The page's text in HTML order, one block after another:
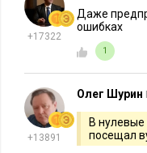
+17322
Даже
ошибках
1
+13891
Олег Шурин
В
посещал